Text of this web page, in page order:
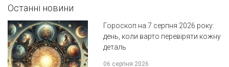
Останні новини
Гороскоп на 7 серпня 2026 року:
день, коли варто перевіряти кожну
деталь
06 серпня 2026